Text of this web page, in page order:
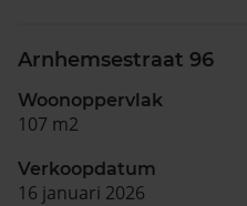
Arnhemsestraat 96
Woonoppervlak
107 m2
Verkoopdatum
16 januari 2026